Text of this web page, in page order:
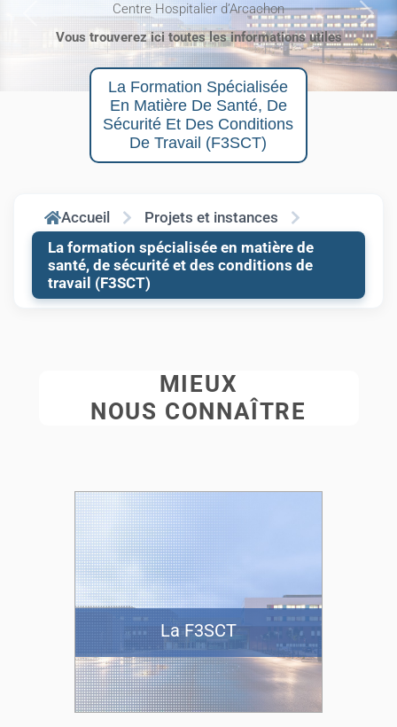
Centre Hospitalier d’Arcachon
Vous trouverez ici toutes les informations utiles
La Formation Spécialisée
En Matière De Santé, De
Sécurité Et Des Conditions
De Travail (F3SCT)
Accueil
Projets et instances
La formation spécialisée en matière de
santé, de sécurité et des conditions de
travail (F3SCT)
MIEUX
NOUS CONNAÎTRE
La F3SCT